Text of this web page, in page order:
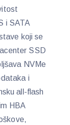
i SATA
koji se
SSD
NVMe
i
all-flash
HBA